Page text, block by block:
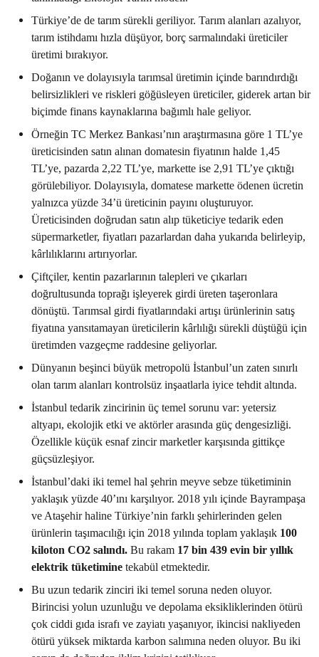
Türkiye’de de tarım sürekli geriliyor. Tarım alanları azalıyor,
tarım istihdamı hızla düşüyor, borç sarmalındaki üreticiler
üretimi bırakıyor.
Doğanın ve dolayısıyla tarımsal üretimin içinde barındırdığı
belirsizlikleri ve riskleri göğüsleyen üreticiler, giderek artan bir
biçimde finans kaynaklarına bağımlı hale geliyor.
Örneğin TC Merkez Bankası’nın araştırmasına göre 1 TL’ye
üreticisinden satın alınan domatesin fiyatının halde 1,45
TL’ye, pazarda 2,22 TL’ye, markette ise 2,91 TL’ye çıktığı
görülebiliyor. Dolayısıyla, domatese markette ödenen ücretin
yalnızca yüzde 34’ü üreticinin payını oluşturuyor.
Üreticisinden doğrudan satın alıp tüketiciye tedarik eden
süpermarketler, fiyatları pazarlardan daha yukarıda belirleyip,
kârlılıklarını artırıyorlar.
Çiftçiler, kentin pazarlarının talepleri ve çıkarları
doğrultusunda toprağı işleyerek girdi üreten taşeronlara
dönüştü. Tarımsal girdi fiyatlarındaki artışı ürünlerinin satış
fiyatına yansıtamayan üreticilerin kârlılığı sürekli düştüğü için
üretimden vazgeçme raddesine geliyorlar.
Dünyanın beşinci büyük metropolü İstanbul’un zaten sınırlı
olan tarım alanları kontrolsüz inşaatlarla iyice tehdit altında.
İstanbul tedarik zincirinin üç temel sorunu var: yetersiz
altyapı, ekolojik etki ve aktörler arasında güç dengesizliği.
Özellikle küçük esnaf zincir marketler karşısında gittikçe
güçsüzleşiyor.
İstanbul’daki iki temel hal şehrin meyve sebze tüketiminin
yaklaşık yüzde 40’ını karşılıyor. 2018 yılı içinde Bayrampaşa
ve Ataşehir haline Türkiye’nin farklı şehirlerinden gelen
ürünlerin taşımacılığı için 2018 yılında toplam yaklaşık 100
kiloton CO2 salındı. Bu rakam 17 bin 439 evin bir yıllık
elektrik tüketimine tekabül etmektedir.
Bu uzun tedarik zinciri iki temel soruna neden oluyor.
Birincisi yolun uzunluğu ve depolama eksikliklerinden ötürü
çok ciddi gıda israfı ve zayiatı yaşanıyor, ikincisi nakliyeden
ötürü yüksek miktarda karbon salımına neden oluyor. Bu iki